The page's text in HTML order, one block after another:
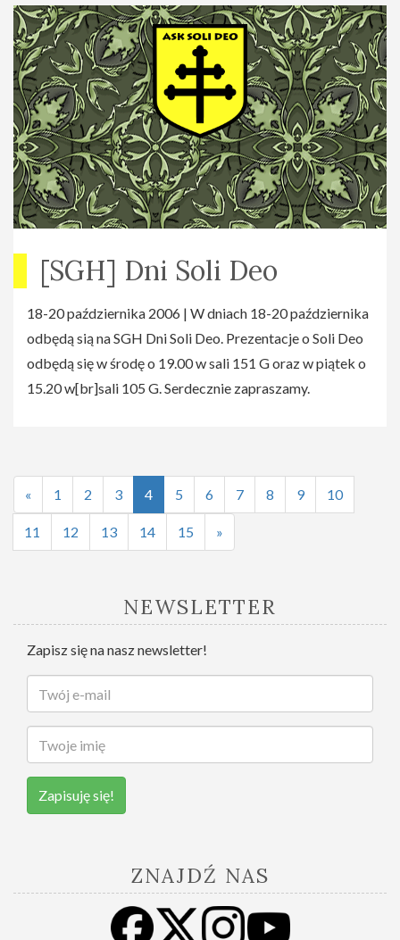
[SGH] Dni Soli Deo
18-20 października 2006 | W dniach 18-20 października
odbędą sią na SGH Dni Soli Deo. Prezentacje o Soli Deo
odbędą się w środę o 19.00 w sali 151 G oraz w piątek o
15.20 w[br]sali 105 G. Serdecznie zapraszamy.
« 1 2 3 4 5 6 7 8 9 10
11 12 13 14 15 »
NEWSLETTER
Zapisz się na nasz newsletter!
Zapisuję się!
ZNAJDŹ NAS